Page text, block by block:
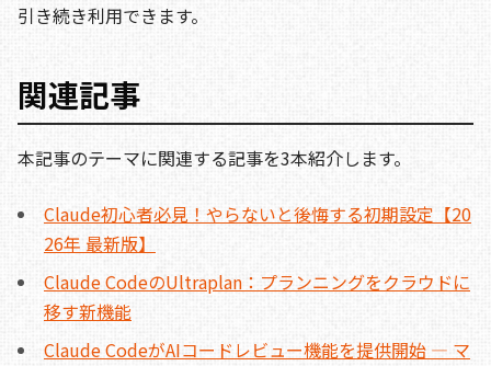
引き続き利用できます。
関連記事
本記事のテーマに関連する記事を3本紹介します。
Claude初心者必見！やらないと後悔する初期設定【20
26年 最新版】
Claude CodeのUltraplan：プランニングをクラウドに
移す新機能
Claude CodeがAIコードレビュー機能を提供開始 — マ